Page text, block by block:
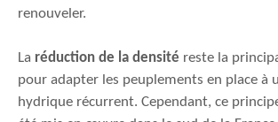
renouveler.
La réduction de la densité reste la
pour adapter les peuplements en place à
hydrique récurrent. Cependant, ce